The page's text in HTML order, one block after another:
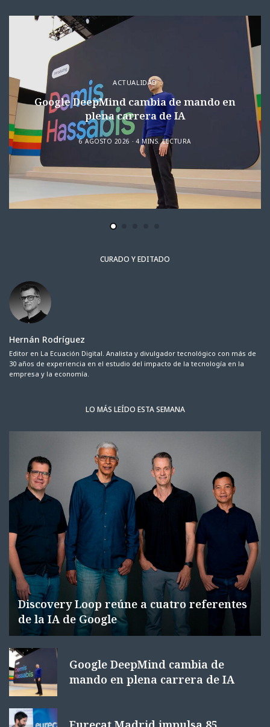
ACTUALIDAD
Google DeepMind cambia de mando en
plena carrera de IA
6 AGOSTO 2026 4 MINS. LECTURA
CURADO Y EDITADO
Hernán Rodríguez
Editor en La Ecuación Digital. Analista y divulgador tecnológico con más de
30 años de experiencia en el estudio del impacto de la tecnología en la
empresa y la economía.
LO MÁS LEÍDO ESTA SEMANA
Discovery Loop reúne a cuatro referentes
de la IA de Google
Google DeepMind cambia de
mando en plena carrera de IA